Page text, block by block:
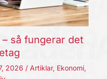
så fungerar det
2026 / Artiklar, Ekonomi,